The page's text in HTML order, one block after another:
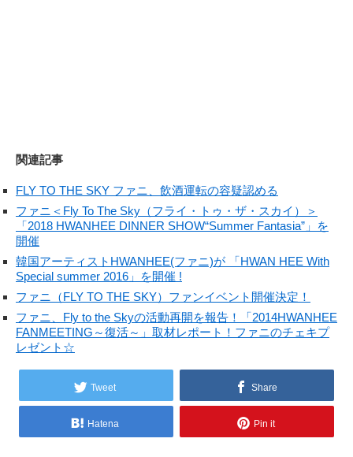
関連記事
FLY TO THE SKY ファニ、飲酒運転の容疑認める
ファニ＜Fly To The Sky（フライ・トゥ・ザ・スカイ）＞
「2018 HWANHEE DINNER SHOW“Summer Fantasia”」を
開催
韓国アーティストHWANHEE(ファニ)が 「HWAN HEE With
Special summer 2016」を開催 !
ファニ（FLY TO THE SKY）ファンイベント開催決定！
ファニ、Fly to the Skyの活動再開を報告！「2014HWANHEE
FANMEETING～復活～」取材レポート！ファニのチェキプ
レゼント☆
Tweet Share
Hatena Pin it